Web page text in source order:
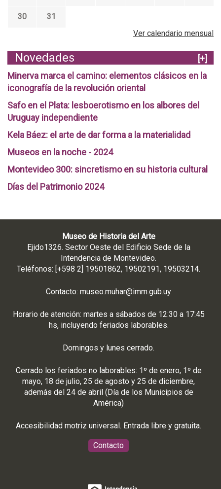
30
31
Ver calendario mensual
Novedades
[+]
Minerva marca el camino: elementos clásicos en la
iconografía de la revolución oriental
Safo en el Plata: lesboerotismo en los albores del
Uruguay independiente
Kela Báez: el arte de dar forma a la materialidad
Museos en la noche - 2024
Montevideo 300: sincretismo en su historia cultural
Días del Patrimonio 2024
Museo de Historia del Arte
Ejido1326. Sector Oeste del Edificio Sede de la
Intendencia de Montevideo.
Teléfonos: [+598 2] 19501862, 19502191, 19503214.
Contacto: museo.muhar@imm.gub.uy
Horario de atención: martes a sábados de 12:30 a 17:45
hs, incluyendo feriados laborables.
Domingos y lunes cerrado.
Cerrado los feriados no laborables: 1º de enero, 1º de
mayo, 18 de julio, 25 de agosto y 25 de diciembre,
además del 24 de abril (Día de los Municipios de
América)
Accesibilidad motriz universal. Entrada libre y gratuita.
Contacto